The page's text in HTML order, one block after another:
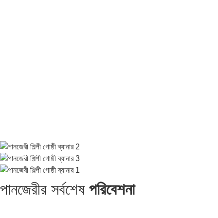
পানজেরীর সর্বশেষ পরিবেশনা